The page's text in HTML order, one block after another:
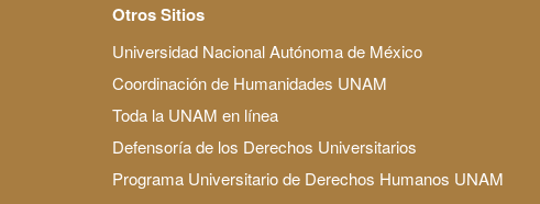
Otros Sitios
Universidad Nacional Autónoma de México
Coordinación de Humanidades UNAM
Toda la UNAM en línea
Defensoría de los Derechos Universitarios
Programa Universitario de Derechos Humanos UNAM